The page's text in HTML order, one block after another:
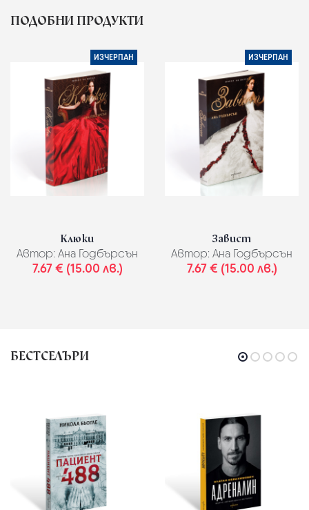
ПОДОБНИ ПРОДУКТИ
ИЗЧЕРПАН
Клюки
Автор: Ана Годбърсън
7.67 € (15.00 лв.)
ИЗЧЕРПАН
Завист
Автор: Ана Годбърсън
7.67 € (15.00 лв.)
БЕСТСЕЛЪРИ